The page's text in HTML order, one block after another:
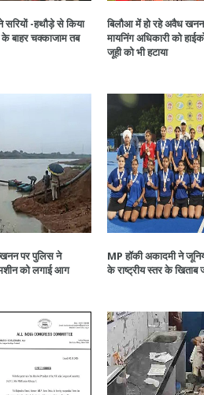
सरियों -हथौड़े से किया
बाहर चक्काजाम तब
बिलौआ में हो रहे अवैध
मायनिंग अधिकारी को
जूही को भी हटाया
पर पुलिस ने
मशीन को लगाई आग
MP हॉकी अकादमी ने
के राष्ट्रीय स्तर के खिताब